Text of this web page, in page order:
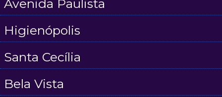
Avenida Paulista
Higienópolis
Santa Cecília
Bela Vista